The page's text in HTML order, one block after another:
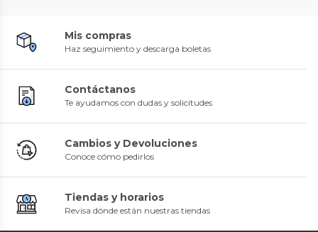
Mis compras
Haz seguimiento y descarga boletas
Contáctanos
Te ayudamos con dudas y solicitudes
Cambios y Devoluciones
Conoce cómo pedirlos
Tiendas y horarios
Revisa dónde están nuestras tiendas